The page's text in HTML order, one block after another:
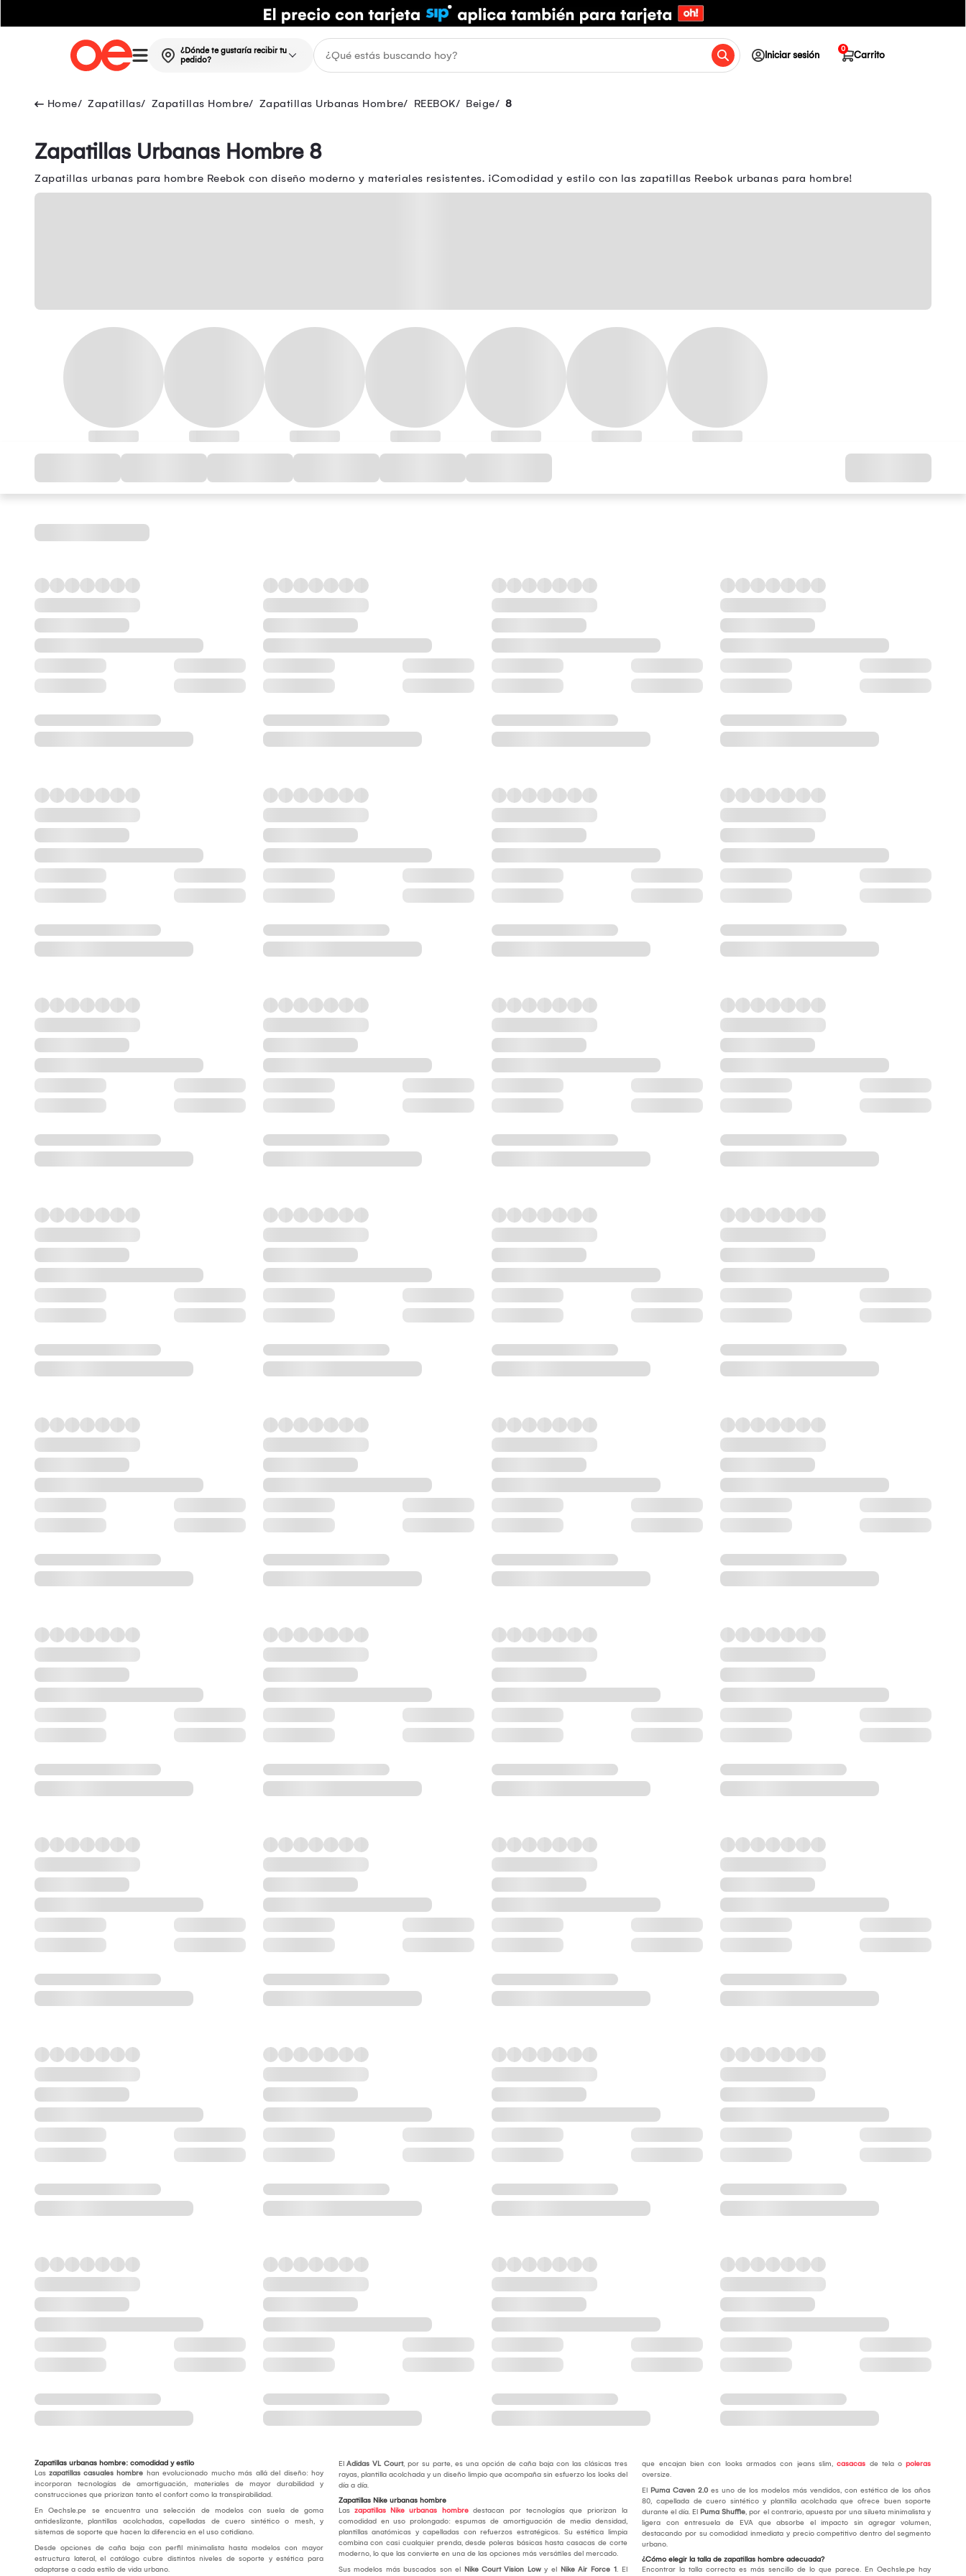
¿Dónde te gustaría recibir tu
pedido?
Iniciar sesión Carrito
0
Zapatillas Zapatillas Hombre Zapatillas Urbanas Hombre REEBOK Beige 8
Zapatillas Urbanas Hombre 8
Zapatillas urbanas para hombre Reebok con diseño moderno y materiales resistentes. ¡Comodidad y estilo con las zapatillas Reebok urbanas para hombre!
Zapatillas urbanas hombre: comodidad y estilo
Las zapatillas casuales hombre han evolucionado mucho más allá del diseño: hoy
incorporan tecnologías de amortiguación, materiales de mayor durabilidad y
construcciones que priorizan tanto el confort como la transpirabilidad.
En Oechsle.pe se encuentra una selección de modelos con suela de goma
antideslizante, plantillas acolchadas, capelladas de cuero sintético o mesh, y
sistemas de soporte que hacen la diferencia en el uso cotidiano.
Desde opciones de caña baja con perfil minimalista hasta modelos con mayor
estructura lateral, el catálogo cubre distintos niveles de soporte y estética para
adaptarse a cada estilo de vida urbano.
El Adidas VL Court, por su parte, es una opción de caña baja con las clásicas tres
rayas, plantilla acolchada y un diseño limpio que acompaña sin esfuerzo los looks del
día a día.
Zapatillas Nike urbanas hombre
Las zapatillas Nike urbanas hombredestacan por tecnologías que priorizan la
comodidad en uso prolongado: espumas de amortiguación de media densidad,
plantillas anatómicas y capelladas con refuerzos estratégicos. Su estética limpia
combina con casi cualquier prenda, desde poleras básicas hasta casacas de corte
moderno, lo que las convierte en una de las opciones más versátiles del mercado.
Sus modelos más buscados son el
Nike Court Vision Lowy el Nike Air Force 1. El
que encajan bien con looks armados con jeans slim,casacas de tela opoleras
oversize.
El
Puma Caven 2.0 es uno de los modelos más vendidos, con estética de los años
80, capellada de cuero sintético y plantilla acolchada que ofrece buen soporte
durante el día. El Puma Shuffle, por el contrario, apuesta por una silueta minimalista y
ligera con entresuela de EVA que absorbe el impacto sin agregar volumen,
destacando por su comodidad inmediata y precio competitivo dentro del segmento
urbano.
¿Cómo elegir la talla de zapatillas hombre adecuada?
Encontrar la talla correcta es más sencillo de lo que parece. En Oechsle.pe hay